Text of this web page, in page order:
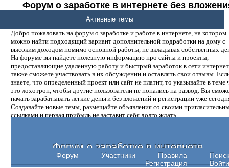
Форум о заработке в интернете без
денег.
Добро пожаловать на форум о заработке и работе в интернете, на котором
можно найти подходящий вариант дополнительной подработки на дому с
высоким доходом помимо основной работы, не вкладывая собственных
На форуме вы найдете полезную информацию про сайты и проекты,
предоставляющие удаленную работу и быстрый заработок в сети
также сможете участвовать в их обсуждении и оставлять свои отзывы.
знаете, что определенный проект или сайт не платит, то указывайте в теме
это лохотрон, чтобы другие пользователи не попались на развод. Вы
начать зарабатывать легкие деньги без вложений и регистрации уже
Создавайте новые темы, размещайте объявления со своими
ссылками и первая прибыль не заставит себя долго ждать.
Форум о заработке в интернете
Форум Участники Правила
Поиск
Регистрация
Войти
Активные темы